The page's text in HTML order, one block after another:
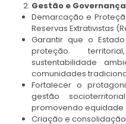
Gestão e
Demarcação e
Reservas Extrativistas
Garantir que o
proteção
sustentabilidade
comunidades
Fortalecer o
gestão
promovendo equidade
Criação e